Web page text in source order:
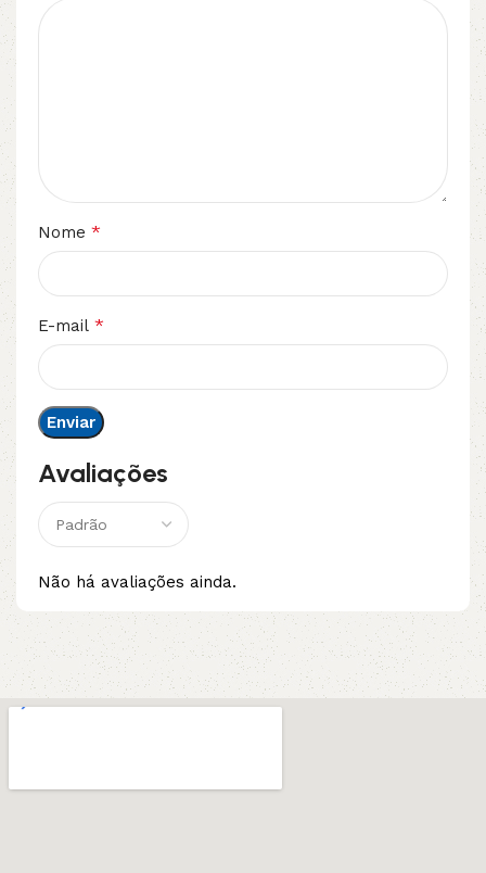
Avaliações
Não há avaliações ainda.
Nome *
E-mail *